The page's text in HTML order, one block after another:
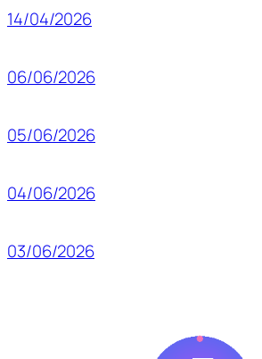
14/04/2026
06/06/2026
05/06/2026
04/06/2026
03/06/2026